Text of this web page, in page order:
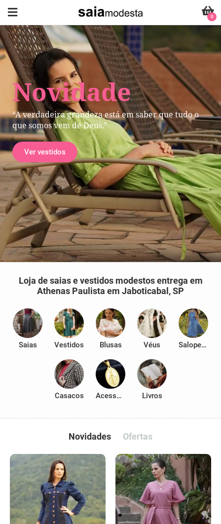
Novidade
“A verdadeira grandeza está em saber que tudo o
que somos vem de Deus."
Ver vestidos
0
Loja de saias e vestidos modestos entrega em
Athenas Paulista em Jaboticabal, SP
Saias Vestidos Blusas Véus Salopetes
Casacos Acessórios Livros
Novidades Ofertas